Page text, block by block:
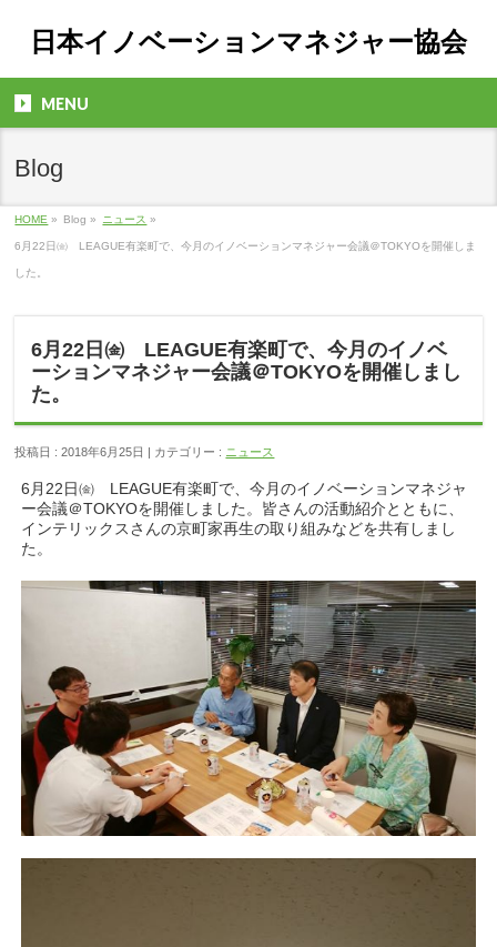
日本イノベーションマネジャー協会
MENU
Blog
HOME » Blog » ニュース »
6月22日㈮ LEAGUE有楽町で、今月のイノベーションマネジャー会議＠TOKYOを開催しま
した。
6月22日㈮ LEAGUE有楽町で、今月のイノベ
ーションマネジャー会議＠TOKYOを開催しまし
た。
投稿日 : 2018年6月25日 | カテゴリー : ニュース
6月22日㈮ LEAGUE有楽町で、今月のイノベーションマネジャ
ー会議＠TOKYOを開催しました。皆さんの活動紹介とともに、
インテリックスさんの京町家再生の取り組みなどを共有しまし
た。